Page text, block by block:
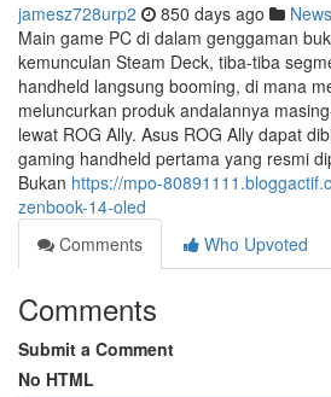
jamesz728urp2 850 days ago News
Main game PC di dalam genggaman
kemunculan Steam Deck, tiba-tiba
handheld langsung booming, di mana
meluncurkan produk andalannya
lewat ROG Ally. Asus ROG Ally dapat
gaming handheld pertama yang resmi
Bukan https://mpo-
zenbook-14-oled
Comments
Who Upvoted
Comments
Submit a Comment
No HTML